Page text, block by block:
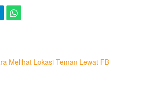
Melihat Lokasi Teman Lewat FB